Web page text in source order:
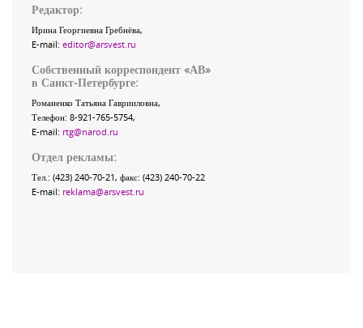
Редактор:
Ирина Георгиевна Гребнёва,
E-mail: editor@arsvest.ru
Собственный корреспондент «АВ»
в Санкт-Петербурге:
Романенко Татьяна Гаврииловна,
Телефон: 8-921-765-5754,
E-mail: rtg@narod.ru
Отдел рекламы:
Тел.: (423) 240-70-21, факс: (423) 240-70-22
E-mail: reklama@arsvest.ru